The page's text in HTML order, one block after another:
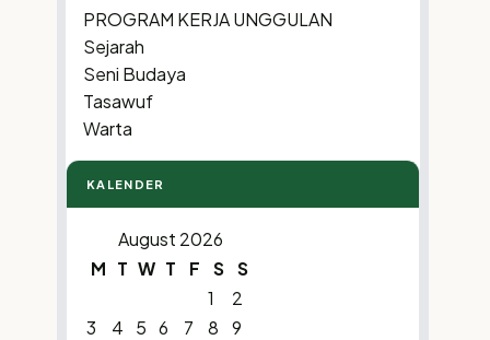
PROGRAM KERJA UNGGULAN
Sejarah
Seni Budaya
Tasawuf
Warta
KALENDER
August 2026
M T W T F S S
1
2
3
4 5 6 7 8
9